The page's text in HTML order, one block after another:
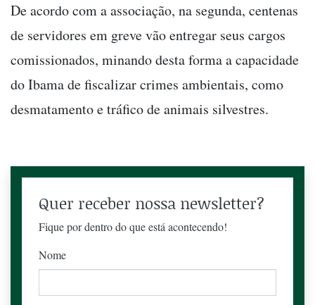
De acordo com a associação, na segunda, centenas
de servidores em greve vão entregar seus cargos
comissionados, minando desta forma a capacidade
do Ibama de fiscalizar crimes ambientais, como
desmatamento e tráfico de animais silvestres.
Quer receber nossa newsletter?
Fique por dentro do que está acontecendo!
Nome